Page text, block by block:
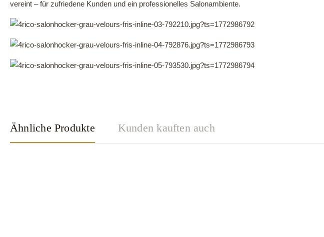
vereint – für zufriedene Kunden und ein professionelles Salonambiente.
Ähnliche Produkte Kunden kauften auch